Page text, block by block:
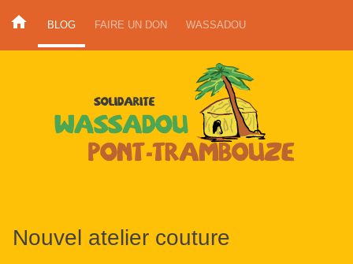
BLOG FAIRE UN DON WASSADOU
Nouvel atelier couture